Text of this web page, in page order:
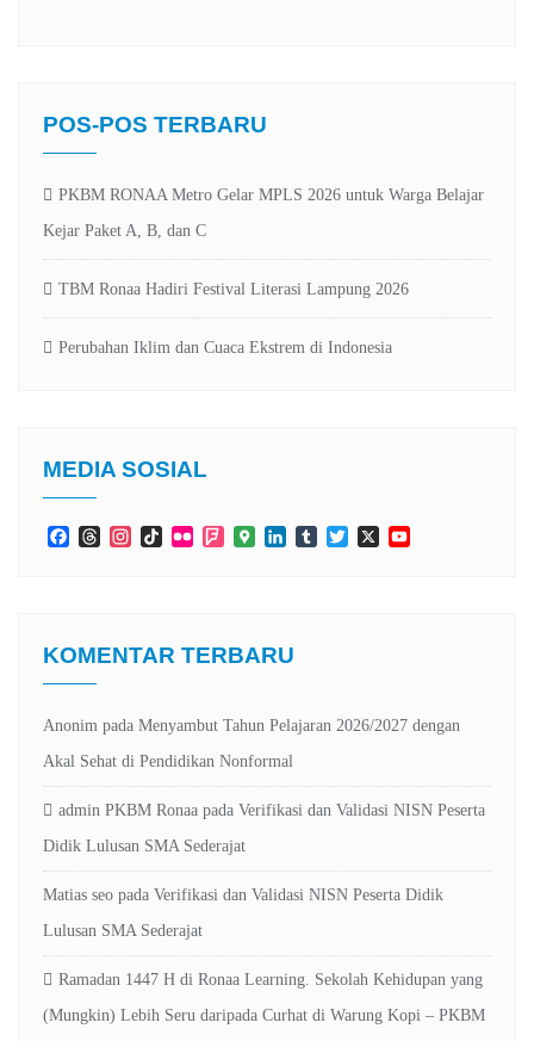
POS-POS TERBARU
PKBM RONAA Metro Gelar MPLS 2026 untuk Warga Belajar
Kejar Paket A, B, dan C
TBM Ronaa Hadiri Festival Literasi Lampung 2026
Perubahan Iklim dan Cuaca Ekstrem di Indonesia
MEDIA SOSIAL
FacebookThreadsInstagramTikTokFlickr Foursquare
GoogleLinkedInTumblrTwitter
X
KOMENTAR TERBARU
Anonim pada Menyambut Tahun Pelajaran 2026/2027 dengan
Akal Sehat di Pendidikan Nonformal
admin PKBM Ronaa pada Verifikasi dan Validasi NISN Peserta
Didik Lulusan SMA Sederajat
Matias seo pada Verifikasi dan Validasi NISN Peserta Didik
Lulusan SMA Sederajat
Ramadan 1447 H di Ronaa Learning. Sekolah Kehidupan yang
(Mungkin) Lebih Seru daripada Curhat di Warung Kopi – PKBM